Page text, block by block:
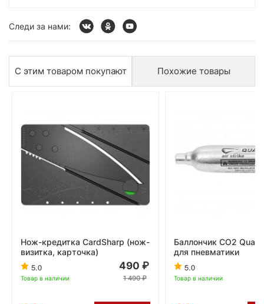
Следи за нами:
С этим товаром покупают Похожие товары
Нож-кредитка CardSharp (нож-
визитка, карточка)
5.0
Товар в наличии
490
1 490
Баллончик CO2
для пневматики
5.0
Товар в наличии